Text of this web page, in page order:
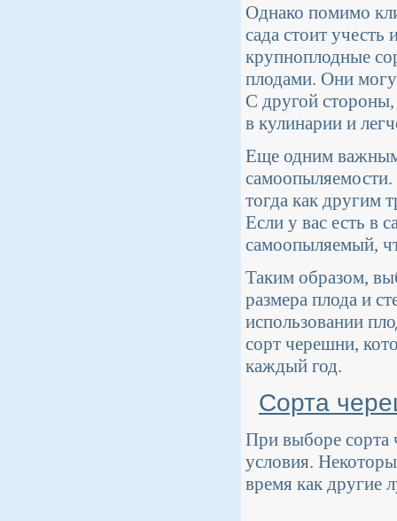
Однако помимо
сада стоит
крупноплодные
плодами. Они
С другой стороны,
в кулинарии и
Еще одним важным
тогда как другим
Если у вас есть в
самоопыляемый,
Таким образом,
размера плода и
использовании
сорт черешни,
каждый год.
Сорта
При выборе сорта
условия.
время как другие